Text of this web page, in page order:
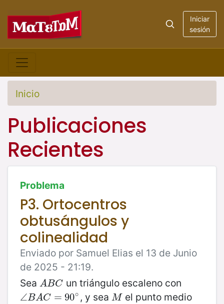
Iniciar
sesión
Inicio
Publicaciones
Recientes
Problema
P3. Ortocentros
obtusángulos y
colinealidad
Enviado por Samuel Elias el 13 de Junio
de 2025 - 21:19.
Sea A BC
ABC
un triángulo escaleno con
∠ BAC = 90∘
∠BAC= 90∘ , y sea M
M el punto medio